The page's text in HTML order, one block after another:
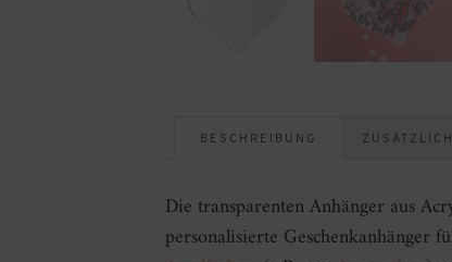
BESCHREIBUNG
Die transparenten Anhänger aus
personalisierte Geschenkanhänger